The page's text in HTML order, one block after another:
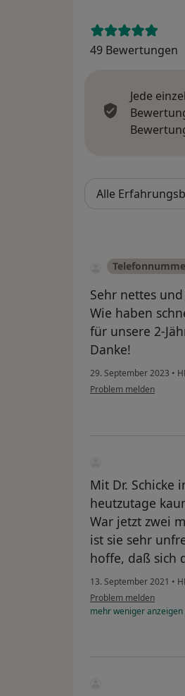
49 Bewertungen
Jede
Sehr nettes
Wie haben
für unsere 2-
Danke!
29. September 2023 •
Problem melden
Mit Dr. Schicke
heutzutage
War jetzt zwei
ist sie sehr
hoffe, daß sich
13. September 2021 •
Problem melden
mehrwenigeranzeigen